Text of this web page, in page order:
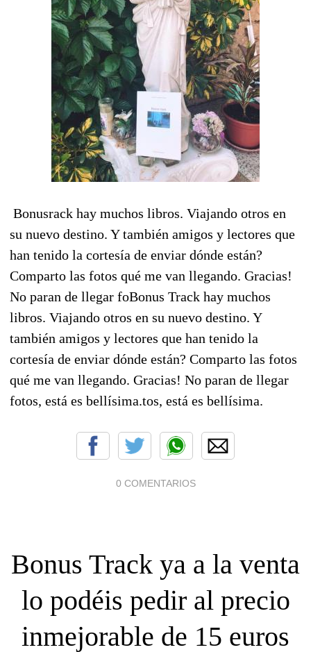
Bonusrack hay muchos libros. Viajando otros en
su nuevo destino. Y también amigos y lectores que
han tenido la cortesía de enviar dónde están?
Comparto las fotos qué me van llegando. Gracias!
No paran de llegar foBonus Track hay muchos
libros. Viajando otros en su nuevo destino. Y
también amigos y lectores que han tenido la
cortesía de enviar dónde están? Comparto las fotos
qué me van llegando. Gracias! No paran de llegar
fotos, está es bellísima.tos, está es bellísima.
0 COMENTARIOS
Bonus Track ya a la venta
lo podéis pedir al precio
inmejorable de 15 euros